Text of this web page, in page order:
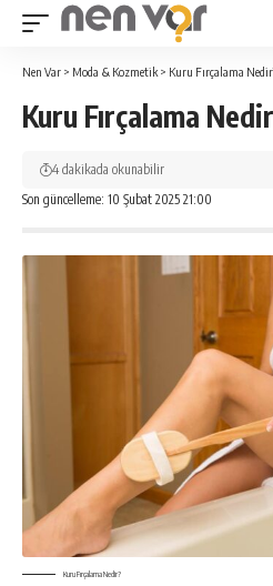
Nen Var > Moda & Kozmetik > Kuru Fırçalama
Kuru Fırçalama
Son güncelleme: 10 Şubat 2025 21:00
4 dakikada okunabilir
Kuru Fırçalama Nedir?